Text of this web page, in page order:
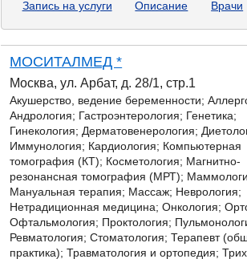
Запись на услуги Описание Врачи
МОСИТАЛМЕД *
Москва, ул. Арбат, д. 28/1, стр.1
Акушерство, ведение беременности;
Андрология; Гастроэнтерология; Генетика;
Гинекология; Дерматовенерология;
Иммунология; Кардиология; Компьютерная
томография (КТ); Косметология; Магнитно-
резонансная томография (МРТ);
Мануальная терапия; Массаж; Неврология;
Нетрадиционная медицина; Онкология;
Офтальмология; Проктология;
Ревматология; Стоматология; Терапевт
практика); Травматология и ортопедия;